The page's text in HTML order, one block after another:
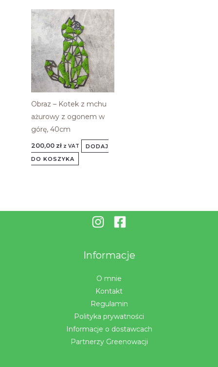
Obraz – Kotek z mchu
ażurowy z ogonem w
górę, 40cm
200,00 zł z VAT
DODAJ
DO KOSZYKA
Informacje
O mnie
Kontakt
Regulamin
Polityka prywatności
Informacje o dostawcach
Partnerzy Greenowacji